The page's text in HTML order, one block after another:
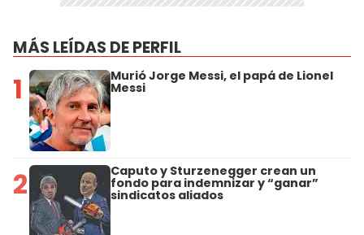
MÁS LEÍDAS DE PERFIL
1 Murió Jorge Messi, el papá de Lionel
Messi
2 Caputo y Sturzenegger crean un
fondo para indemnizar y “ganar”
sindicatos aliados